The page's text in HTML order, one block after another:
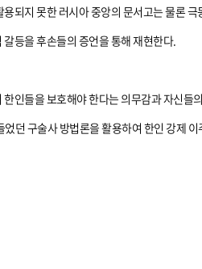
되지 못한 러시아 중앙의 문서고는 물론
등을 후손들의 증언을 통해 재현한다.
인들을 보호해야 한다는 의무감과 자신
던 구술사 방법론을 활용하여 한인 강제